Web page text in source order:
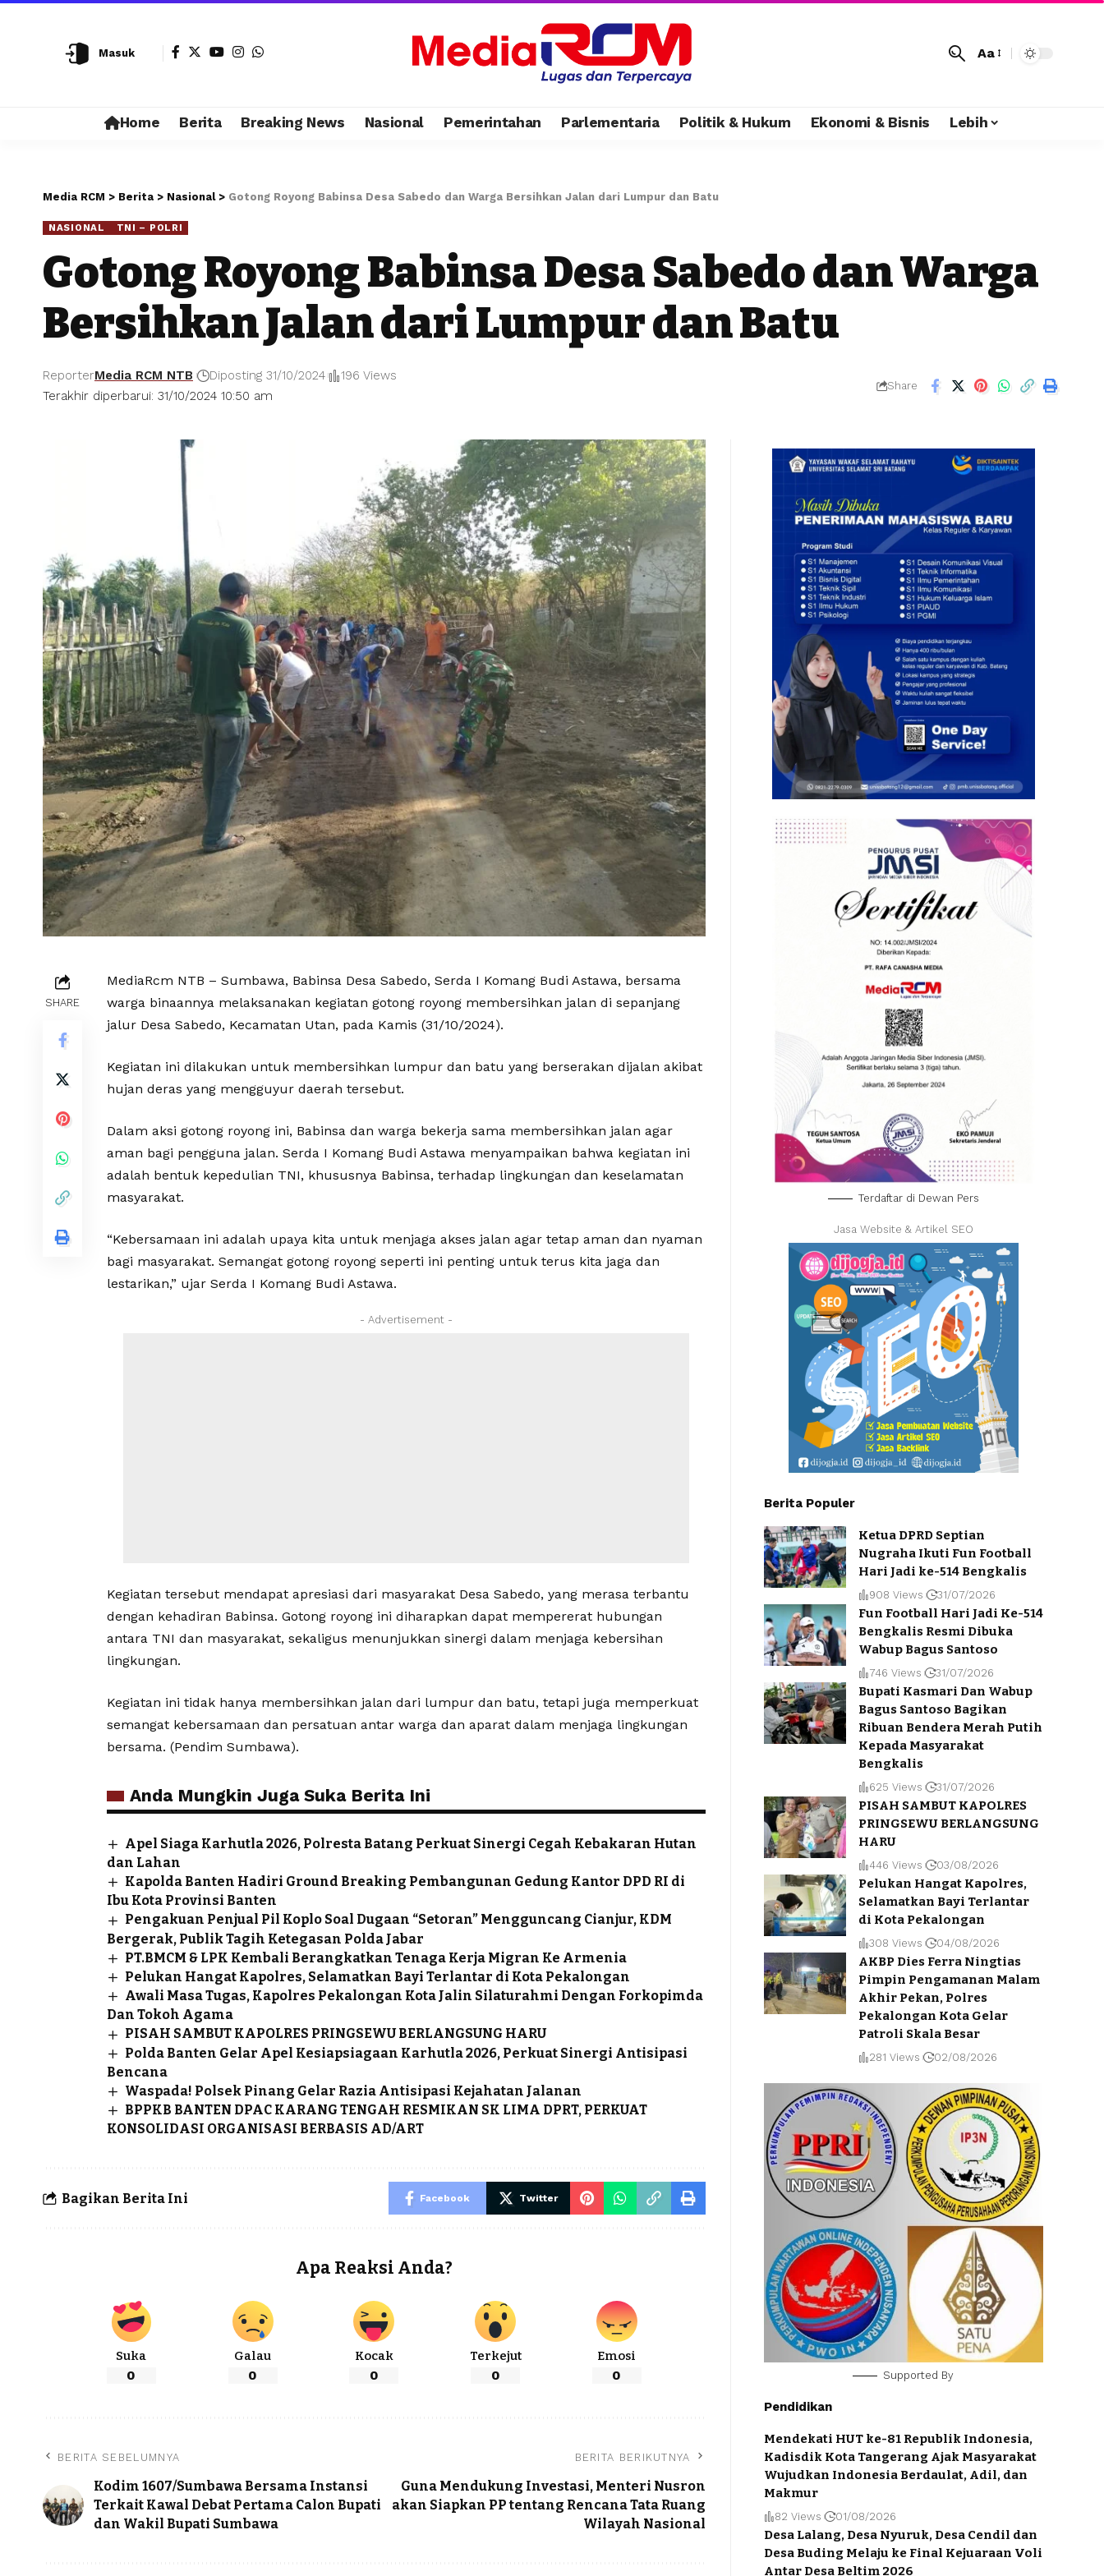
Masuk Aa
Home Berita Breaking News Nasional Pemerintahan Parlementaria Politik & Hukum Ekonomi & Bisnis Lebih
Media RCM > Berita > Nasional> Gotong Royong Babinsa Desa Sabedo dan Warga Bersihkan Jalan dari Lumpur dan Batu
NASIONAL TNI – POLRI
Gotong Royong Babinsa Desa Sabedo dan Warga
Bersihkan Jalan dari Lumpur dan Batu
Terakhir diperbarui: 31/10/2024 10:50 am
ReporterMedia RCM NTB Diposting 31/10/2024 196 Views
Share
SHARE
MediaRcm NTB – Sumbawa, Babinsa Desa Sabedo, Serda I Komang Budi Astawa, bersama
warga binaannya melaksanakan kegiatan gotong royong membersihkan jalan di sepanjang
jalur Desa Sabedo, Kecamatan Utan, pada Kamis (31/10/2024).
Kegiatan ini dilakukan untuk membersihkan lumpur dan batu yang berserakan dijalan akibat
hujan deras yang mengguyur daerah tersebut.
Dalam aksi gotong royong ini, Babinsa dan warga bekerja sama membersihkan jalan agar
aman bagi pengguna jalan. Serda I Komang Budi Astawa menyampaikan bahwa kegiatan ini
adalah bentuk kepedulian TNI, khususnya Babinsa, terhadap lingkungan dan keselamatan
masyarakat.
“Kebersamaan ini adalah upaya kita untuk menjaga akses jalan agar tetap aman dan nyaman
bagi masyarakat. Semangat gotong royong seperti ini penting untuk terus kita jaga dan
lestarikan,” ujar Serda I Komang Budi Astawa.
- Advertisement -
Kegiatan tersebut mendapat apresiasi dari masyarakat Desa Sabedo, yang merasa terbantu
dengan kehadiran Babinsa. Gotong royong ini diharapkan dapat mempererat hubungan
antara TNI dan masyarakat, sekaligus menunjukkan sinergi dalam menjaga kebersihan
lingkungan.
Kegiatan ini tidak hanya membersihkan jalan dari lumpur dan batu, tetapi juga memperkuat
semangat kebersamaan dan persatuan antar warga dan aparat dalam menjaga lingkungan
bersama. (Pendim Sumbawa).
Anda Mungkin Juga Suka Berita Ini
Apel Siaga Karhutla 2026, Polresta Batang Perkuat Sinergi Cegah Kebakaran Hutan
dan Lahan
Kapolda Banten Hadiri Ground Breaking Pembangunan Gedung Kantor DPD RI di
Ibu Kota Provinsi Banten
Pengakuan Penjual Pil Koplo Soal Dugaan “Setoran” Mengguncang Cianjur, KDM
Bergerak, Publik Tagih Ketegasan Polda Jabar
PT.BMCM & LPK Kembali Berangkatkan Tenaga Kerja Migran Ke Armenia
Pelukan Hangat Kapolres, Selamatkan Bayi Terlantar di Kota Pekalongan
Awali Masa Tugas, Kapolres Pekalongan Kota Jalin Silaturahmi Dengan Forkopimda
Dan Tokoh Agama
PISAH SAMBUT KAPOLRES PRINGSEWU BERLANGSUNG HARU
Polda Banten Gelar Apel Kesiapsiagaan Karhutla 2026, Perkuat Sinergi Antisipasi
Bencana
Waspada! Polsek Pinang Gelar Razia Antisipasi Kejahatan Jalanan
BPPKB BANTEN DPAC KARANG TENGAH RESMIKAN SK LIMA DPRT, PERKUAT
KONSOLIDASI ORGANISASI BERBASIS AD/ART
Bagikan Berita Ini Facebook Twitter
Apa Reaksi Anda?
Suka
0
Galau
0
Kocak
0
Terkejut
0
Emosi
0
BERITA SEBELUMNYA
Kodim 1607/Sumbawa Bersama Instansi
Terkait Kawal Debat Pertama Calon Bupati
dan Wakil Bupati Sumbawa
BERITA BERIKUTNYA
Guna Mendukung Investasi, Menteri Nusron
akan Siapkan PP tentang Rencana Tata Ruang
Wilayah Nasional
Terdaftar di Dewan Pers
Jasa Website & Artikel SEO
Berita Populer
Ketua DPRD Septian
Nugraha Ikuti Fun Football
Hari Jadi ke-514 Bengkalis
908 Views 31/07/2026
Fun Football Hari Jadi Ke-514
Bengkalis Resmi Dibuka
Wabup Bagus Santoso
746 Views 31/07/2026
Bupati Kasmari Dan Wabup
Bagus Santoso Bagikan
Ribuan Bendera Merah Putih
Kepada Masyarakat
Bengkalis
625 Views 31/07/2026
PISAH SAMBUT KAPOLRES
PRINGSEWU BERLANGSUNG
HARU
446 Views 03/08/2026
Pelukan Hangat Kapolres,
Selamatkan Bayi Terlantar
di Kota Pekalongan
308 Views 04/08/2026
AKBP Dies Ferra Ningtias
Pimpin Pengamanan Malam
Akhir Pekan, Polres
Pekalongan Kota Gelar
Patroli Skala Besar
281 Views 02/08/2026
Supported By
Pendidikan
Mendekati HUT ke-81 Republik Indonesia,
Kadisdik Kota Tangerang Ajak Masyarakat
Wujudkan Indonesia Berdaulat, Adil, dan
Makmur
82 Views 01/08/2026
Desa Lalang, Desa Nyuruk, Desa Cendil dan
Desa Buding Melaju ke Final Kejuaraan Voli
Antar Desa Beltim 2026